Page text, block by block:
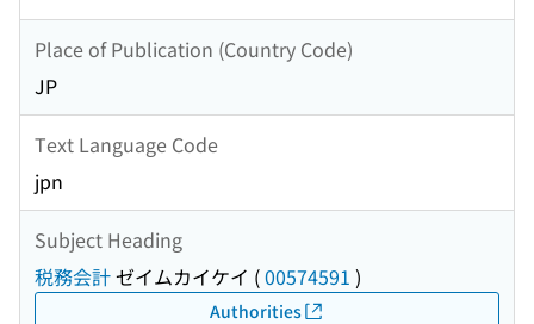
Place of Publication (Country Code)
JP
Text Language Code
jpn
Subject Heading
税務会計ゼイムカイケイ (00574591 )
Authorities